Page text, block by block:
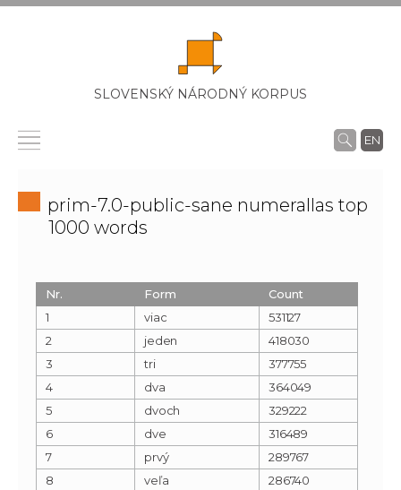
SLOVENSKÝ NÁRODNÝ KORPUS
EN
prim-7.0-public-sane numerallas top
1000 words
Nr. Form
Count
1
viac
531127
2
jeden
418030
3
tri
377755
4
dva
364049
5
dvoch
329222
6
dve
316489
7
prvý
289767
8
veľa
286740